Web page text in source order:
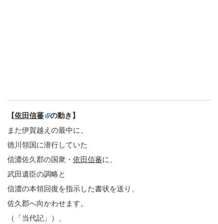
【依田信蕃
の動き】
また伊賀越えの最中に、
徳川領国に潜行していた
信濃佐久郡の国衆・ 依田信蕃に、
武田遺臣の調略と
信濃の本領回復を指示した書状を送り、
佐久郡へ向かわせます。
（「当代記」）、